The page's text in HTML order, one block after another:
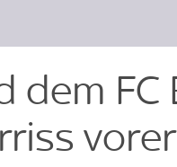
dem FC